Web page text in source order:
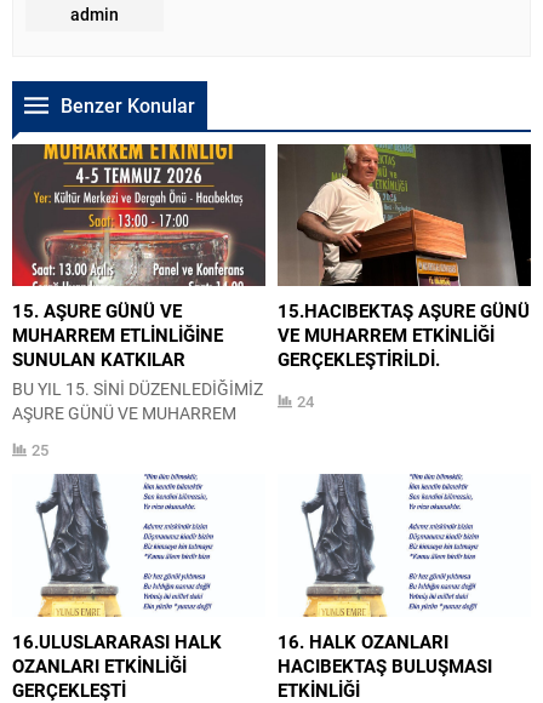
admin
Benzer Konular
15. AŞURE GÜNÜ VE
MUHARREM ETLİNLİĞİNE
SUNULAN KATKILAR
BU YIL 15. SİNİ DÜZENLEDİĞİMİZ
AŞURE GÜNÜ VE MUHARREM
CANLARIMIZA TEŞEKKÜR
EDİYORUZ. Nazmiye TEZCAN
Zekiye ANIL Kamber ÖZCİVAN
Bektaş KIRŞEHİRLİ Necla ÇETİN
Tülin KIRBIYIK Necdet
AKPINARLI İsmet – Güllü
KARABACAK Nihayet KILIÇ Ümit
KARAKAYA
25
15.HACIBEKTAŞ AŞURE GÜNÜ
VE MUHARREM ETKİNLİĞİ
GERÇEKLEŞTİRİLDİ.
24
16.ULUSLARARASI HALK
OZANLARI ETKİNLİĞİ
GERÇEKLEŞTİ
16. HALK OZANLARI
HACIBEKTAŞ BULUŞMASI
ETKİNLİĞİ